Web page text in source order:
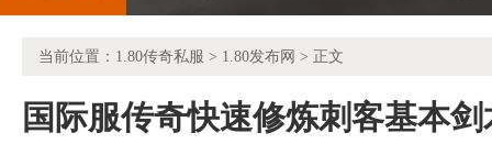
当前位置： 1.80传奇私服 > 1.80发布网 > 正文
国际服传奇快速修炼刺客基本剑